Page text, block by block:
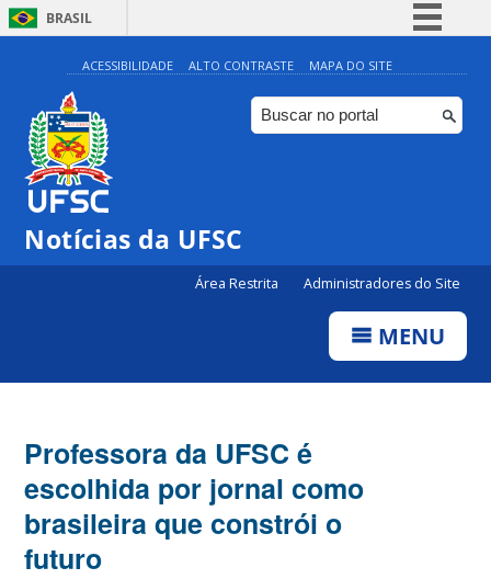
BRASIL
Simplifique!
Comunica BR
Participe
ACESSIBILIDADE ALTO CONTRASTE MAPA DO SITE
Notícias da UFSC
Área Restrita Administradores do Site
MENU
Professora da UFSC é
escolhida por jornal como
brasileira que constrói o
futuro